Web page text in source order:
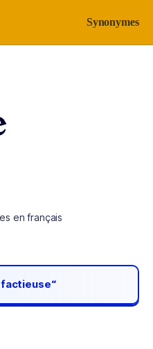
Synonymes
en français